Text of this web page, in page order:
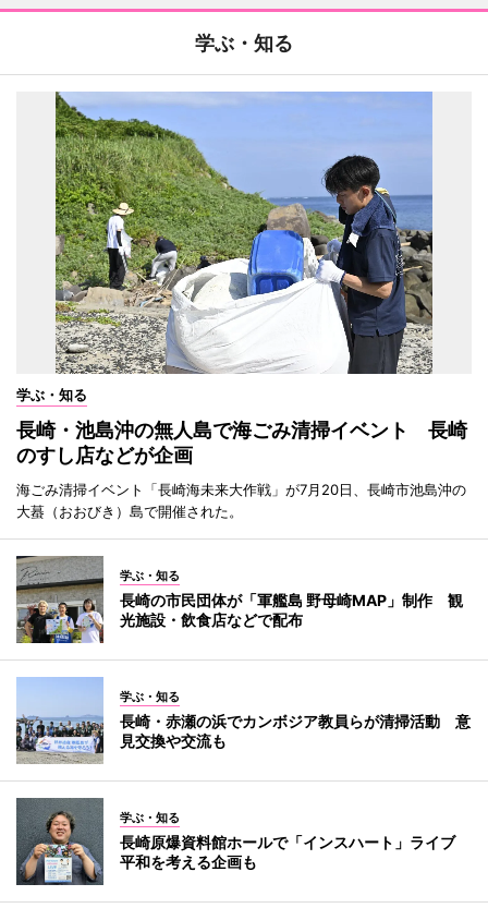
学ぶ・知る
学ぶ・知る
長崎・池島沖の無人島で海ごみ清掃イベント 長崎
のすし店などが企画
海ごみ清掃イベント「長崎海未来大作戦」が7月20日、長崎市池島沖の
大蟇（おおびき）島で開催された。
学ぶ・知る
長崎の市民団体が「軍艦島 野母崎MAP」制作 観
光施設・飲食店などで配布
学ぶ・知る
長崎・赤瀬の浜でカンボジア教員らが清掃活動 意
見交換や交流も
学ぶ・知る
長崎原爆資料館ホールで「インスハート」ライブ
平和を考える企画も